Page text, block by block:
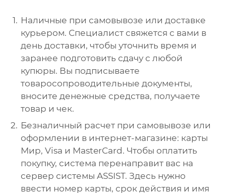
Наличные при самовывозе или доставке
курьером. Специалист свяжется с вами в
день доставки, чтобы уточнить время и
заранее подготовить сдачу с любой
купюры. Вы подписываете
товаросопроводительные документы,
вносите денежные средства, получаете
товар и чек.
Безналичный расчет при самовывозе или
оформлении в интернет-магазине: карты
Мир, Visa и MasterCard. Чтобы оплатить
покупку, система перенаправит вас на
сервер системы ASSIST. Здесь нужно
ввести номер карты, срок действия и имя